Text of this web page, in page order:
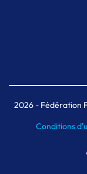
2026- Fédération
Conditions